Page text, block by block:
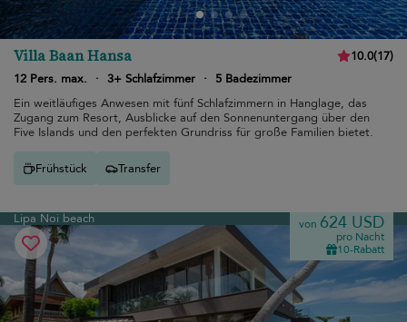
Villa Baan Hansa 10.0(17)
12 Pers. max.
· 3+ Schlafzimmer ·
5 Badezimmer
Ein weitläufiges Anwesen mit fünf Schlafzimmern in Hanglage, das
Zugang zum Resort, Ausblicke auf den Sonnenuntergang über den
Five Islands und den perfekten Grundriss für große Familien bietet.
Frühstück Transfer
Lipa Noi beach von 624 USD
pro Nacht
10-Rabatt